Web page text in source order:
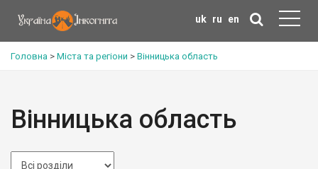
uk ru en
Головна > Міста та регіони > Вінницька область
Вінницька область